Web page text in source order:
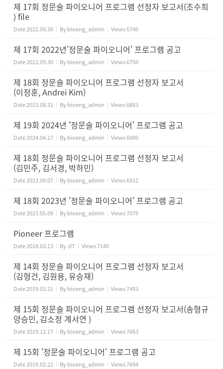
제 17회 정문술 파이오니어 프로그램 선정자 보고서(조수희
) file
Date2022.09.30 Bybioeng_admin Views6740
제 17회 2022년'정문술 파이오니어' 프로그램 공고
Date2022.09.30 Bybioeng_admin Views6750
제 18회 정문술 파이오니어 프로그램 선정자 보고서
(이정훈, Andrei Kim)
Date2023.08.31 Bybioeng_admin Views6883
제 19회 2024년 '정문술 파이오니어' 프로그램 공고
Date2024.04.17 Bybioeng_admin Views6900
제 18회 정문술 파이오니어 프로그램 선정자 보고서
(김민주, 김서경, 박하민)
Date2023.09.07 Bybioeng_admin Views6931
제 18회 2023년 '정문술 파이오니어' 프로그램 공고
Date2023.05.09 Bybioeng_admin Views7079
Pioneer 프로그램
Date2018.03.13 ByJIT Views7140
제 14회 정문술 파이오니어 프로그램 선정자 보고서
(김형건, 김원용, 유승재)
Date2019.02.21 Bybioeng_admin Views7493
제 15회 정문술 파이오니어 프로그램 선정자 보고서(송형규
양승민, 김소정 계서연 )
Date2019.12.17 Bybioeng_admin Views7663
제 15회 '정문술 파이오니어' 프로그램 공고
Date2019.02.22 Bybioeng_admin Views7694